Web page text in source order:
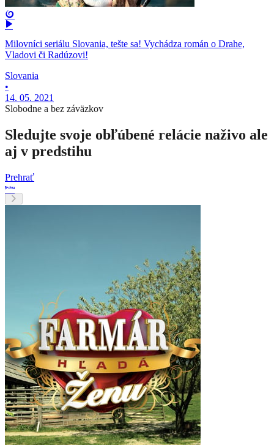
Milovníci seriálu Slovania, tešte sa! Vychádza román o Drahe,
Vladovi či Radúzovi!
Slovania
•
14. 05. 2021
Slobodne a bez záväzkov
Sledujte svoje obľúbené relácie naživo ale
aj v predstihu
Prehrať